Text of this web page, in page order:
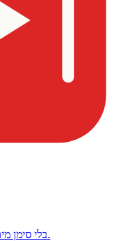
קיצוץ והורדה YouTube קטעים ב-4K, בלי סימן מים.